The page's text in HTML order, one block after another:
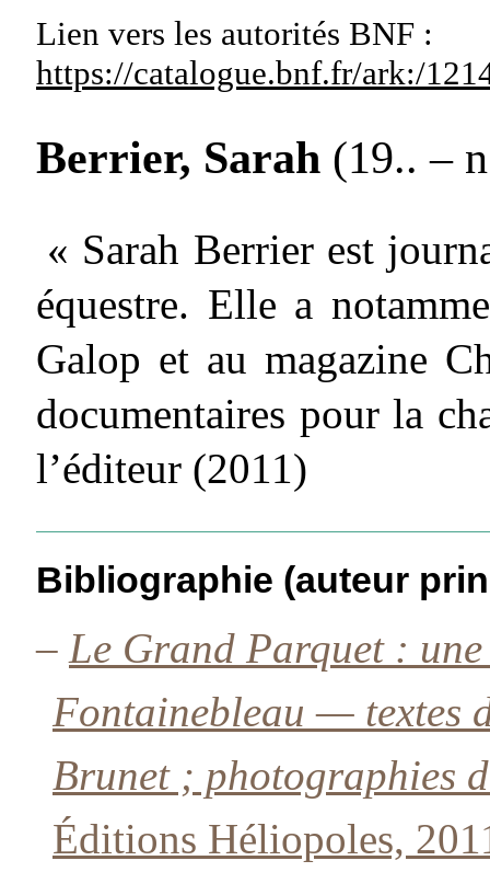
Lien vers les autorités BNF :
https://catalogue.bnf.fr/ark:/
Berrier, Sarah (19.. –
« Sarah Berrier est
équestre. Elle a
Galop et au magazine
documentaires pour la
l’éditeur (2011)
Bibliographie (auteur
– Le Grand Parquet :
Fontainebleau — textes
Brunet ; photographies
Éditions Héliopoles,